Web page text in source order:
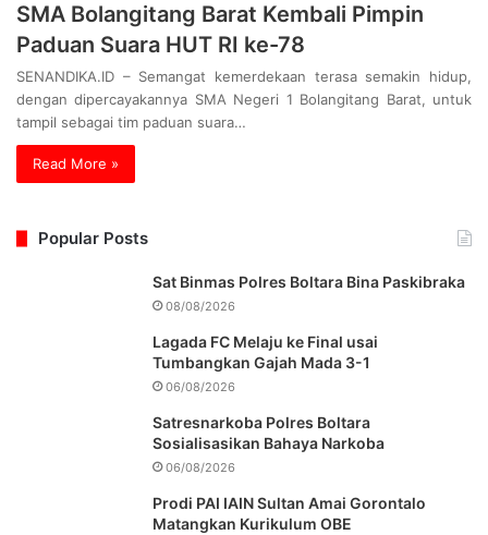
SMA Bolangitang Barat Kembali Pimpin
Paduan Suara HUT RI ke-78
SENANDIKA.ID – Semangat kemerdekaan terasa semakin hidup,
dengan dipercayakannya SMA Negeri 1 Bolangitang Barat, untuk
tampil sebagai tim paduan suara…
Read More »
Popular Posts
Sat Binmas Polres Boltara Bina Paskibraka
08/08/2026
Lagada FC Melaju ke Final usai
Tumbangkan Gajah Mada 3-1
06/08/2026
Satresnarkoba Polres Boltara
Sosialisasikan Bahaya Narkoba
06/08/2026
Prodi PAI IAIN Sultan Amai Gorontalo
Matangkan Kurikulum OBE